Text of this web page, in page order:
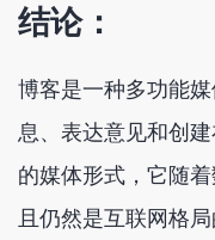
结论：
博客是一种多功能
息、表达意见和创
的媒体形式，它随
且仍然是互联网格局